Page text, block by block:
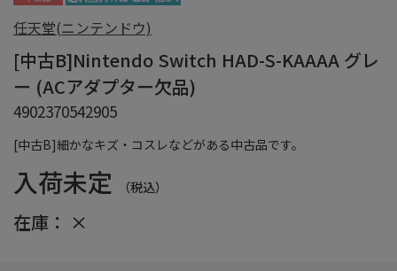
[中古B]細かなキズ・コスレなどがある中古品です。
任天堂(ニンテンドウ)
[中古B]Nintendo Switch HAD-S-KAAAA グレ
ー (ACアダプター欠品)
4902370542905
入荷未定 （税込）
在庫： ×